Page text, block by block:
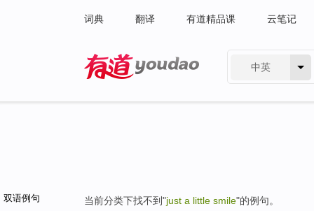
词典 翻译 有道精品课 云笔记
中英
双语例句 当前分类下找不到"just a little smile"的例句。